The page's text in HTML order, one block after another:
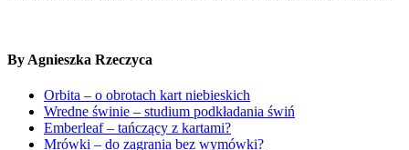
By Agnieszka Rzeczyca
Orbita – o obrotach kart niebieskich
Wredne świnie – studium podkładania świń
Emberleaf – tańczący z kartami?
Mrówki – do zagrania bez wymówki?